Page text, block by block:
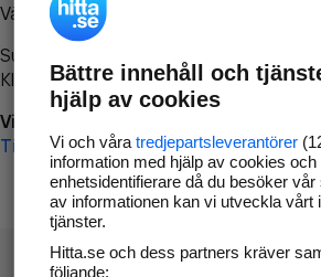
Vänligen försök med följande:
Surfa till
Klicka påTillbaka-knappen i webbläsaren
Vi beklagar besväret!
Till startsidan
Bättre innehåll och
hjälp av cookies
Vi och våra tredjepartsleverantörer
information med hjälp av cookies och
enhetsidentifierare då du besöker vår
av informationen kan vi utveckla vårt
tjänster.
Hitta.se och dess partners kräver
följande: